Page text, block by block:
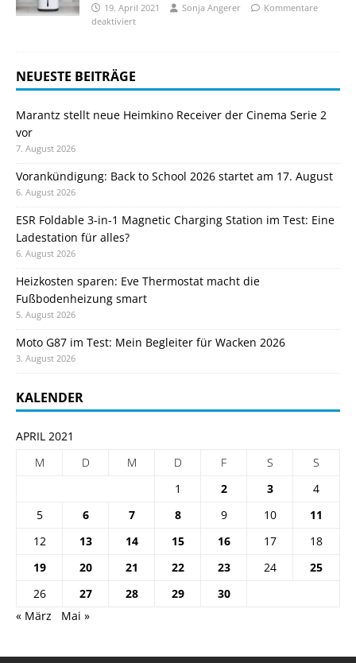
19. April 2021 Sonja Angerer
Kommentare
deaktiviert
NEUESTE BEITRÄGE
Marantz stellt neue Heimkino Receiver der Cinema Serie 2
vor
7. August 2026
Vorankündigung: Back to School 2026 startet am 17. August
6. August 2026
ESR Foldable 3-in-1 Magnetic Charging Station im Test: Eine
Ladestation für alles?
6. August 2026
Heizkosten sparen: Eve Thermostat macht die
Fußbodenheizung smart
5. August 2026
Moto G87 im Test: Mein Begleiter für Wacken 2026
3. August 2026
KALENDER
APRIL 2021
M
D M D F S
S
1
2 3
4
5
6 7 8 9 10
11
12
13 14 15 16 17
18
19
20 21 22 23 24
25
26
27 28 29
30
« März
Mai »